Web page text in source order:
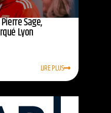
Sage,
Lyon
LIRE PLUS